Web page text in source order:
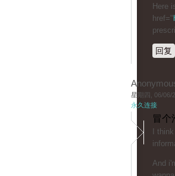
Here
href="
回复
星期四, 06/06/
永久连接
冒个
I
And